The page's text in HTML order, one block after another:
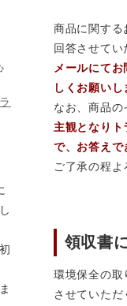
商品に関する
回答させてい
メールにて
しくお願いし
なお、商品の
主観となり
で、お答えで
ご了承の程よ
領収書
環境保全の取
させていただ